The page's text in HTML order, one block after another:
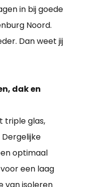
in bij goede
Noord.
Dan weet jij
dak en
triple glas,
optimaal
een laag